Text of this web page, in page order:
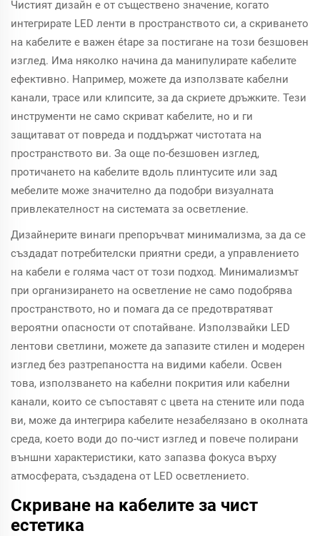
Чистият дизайн е от съществено значение, когато
интегрирате LED ленти в пространството си, а скриването
на кабелите е важен étape за постигане на този безшовен
изглед. Има няколко начина да манипулирате кабелите
ефективно. Например, можете да използвате кабелни
канали, трасе или клипсите, за да скриете дръжките. Тези
инструменти не само скриват кабелите, но и ги
защитават от повреда и поддържат чистотата на
пространството ви. За още по-безшовен изглед,
протичането на кабелите вдоль плинтусите или зад
мебелите може значително да подобри визуалната
привлекателност на системата за осветление.
Дизайнерите винаги препоръчват минимализма, за да се
създадат потребителски приятни среди, а управлението
на кабели е голяма част от този подход. Минимализмът
при организирането на осветление не само подобрява
пространството, но и помага да се предотвратяват
вероятни опасности от спотайване. Използвайки LED
лентови светлини, можете да запазите стилен и модерен
изглед без разтрепаността на видими кабели. Освен
това, използването на кабелни покрития или кабелни
канали, които се съпоставят с цвета на стените или пода
ви, може да интегрира кабелите незабелязано в околната
среда, което води до по-чист изглед и повече полирани
външни характеристики, като запазва фокуса върху
атмосферата, създадена от LED осветлението.
Скриване на кабелите за чист
естетика